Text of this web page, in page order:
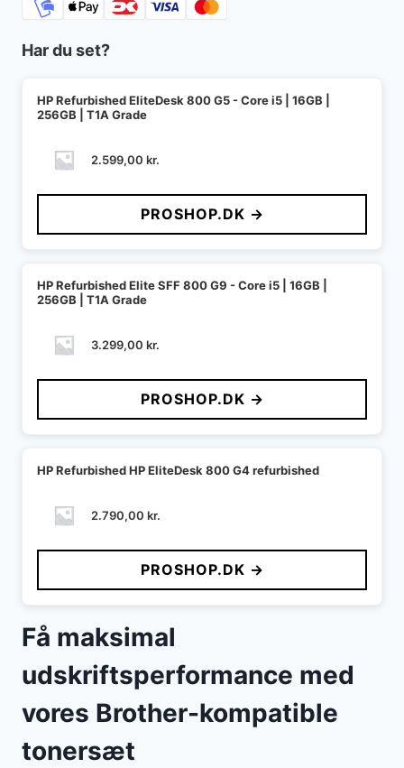
Har du set?
HP Refurbished EliteDesk 800 G5 - Core i5 | 16GB |
256GB | T1A Grade
2.599,00 kr.
PROSHOP.DK →
HP Refurbished Elite SFF 800 G9 - Core i5 | 16GB |
256GB | T1A Grade
3.299,00 kr.
PROSHOP.DK →
HP Refurbished HP EliteDesk 800 G4 refurbished
2.790,00 kr.
PROSHOP.DK →
Få maksimal
udskriftsperformance med
vores Brother-kompatible
tonersæt